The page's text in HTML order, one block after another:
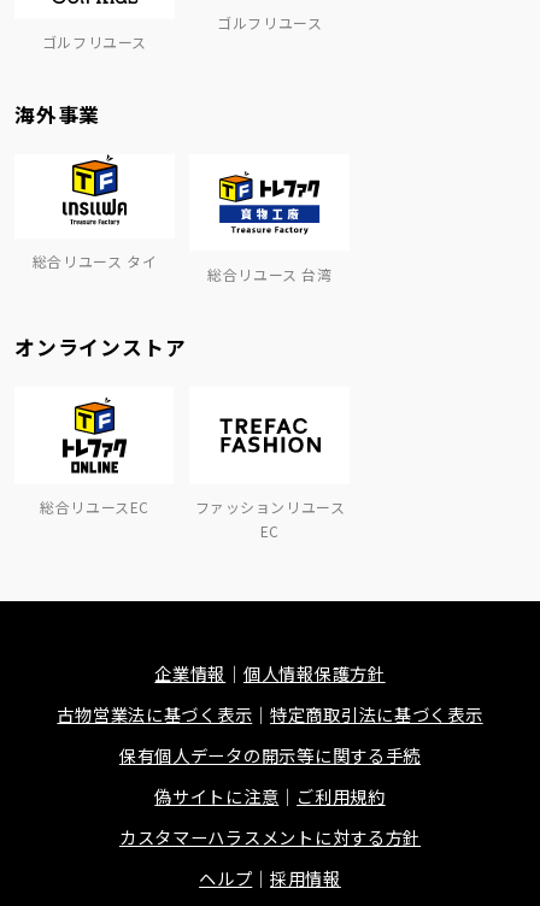
ゴルフリユース
ゴルフリユース
海外事業
総合リユース タイ
総合リユース 台湾
オンラインストア
総合リユースEC
ファッションリユース
EC
企業情報
個人情報保護方針
古物営業法に基づく表示
特定商取引法に基づく表示
保有個人データの開示等に関する手続
偽サイトに注意
ご利用規約
カスタマーハラスメントに対する方針
ヘルプ
採用情報